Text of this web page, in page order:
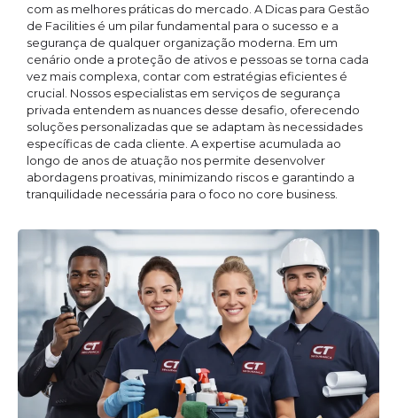
com as melhores práticas do mercado. A Dicas para Gestão
de Facilities é um pilar fundamental para o sucesso e a
segurança de qualquer organização moderna. Em um
cenário onde a proteção de ativos e pessoas se torna cada
vez mais complexa, contar com estratégias eficientes é
crucial. Nossos especialistas em serviços de segurança
privada entendem as nuances desse desafio, oferecendo
soluções personalizadas que se adaptam às necessidades
específicas de cada cliente. A expertise acumulada ao
longo de anos de atuação nos permite desenvolver
abordagens proativas, minimizando riscos e garantindo a
tranquilidade necessária para o foco no core business.